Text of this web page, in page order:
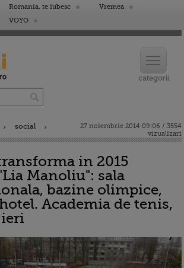
Romania, te iubesc
Vremea
VOYO
social
27 noiembrie 2014 09:06 / 3554
vizualizari
in 2015
Manoliu": sala
bazine olimpice,
Academia de tenis,